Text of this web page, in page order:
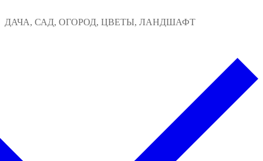
к
ДАЧА, САД, ОГОРОД, ЦВЕТЫ, ЛАНДШАФТ